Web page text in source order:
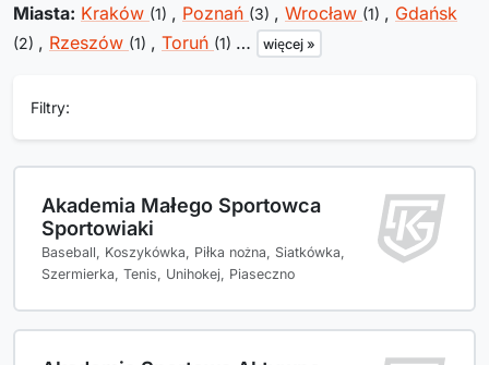
Miasta: Kraków (1) , Poznań (3) , Wrocław (1) , Gdańsk
(2) , Rzeszów (1) , Toruń (1) … więcej »
Filtry:
Akademia Małego Sportowca
Sportowiaki
Baseball, Koszykówka, Piłka nożna, Siatkówka,
Szermierka, Tenis, Unihokej, Piaseczno